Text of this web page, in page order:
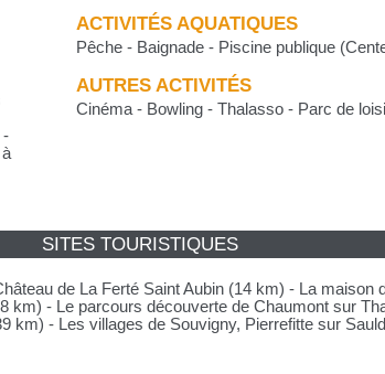
-
ACTIVITÉS AQUATIQUES
Pêche - Baignade - Piscine publique
AUTRES ACTIVITÉS
Cinéma - Bowling - Thalasso - Parc de
SITES TOURISTIQUES
de La Ferté Saint Aubin (14 km) - La maison
km) - Le parcours découverte de Chaumont sur
km) - Les villages de Souvigny, Pierrefitte sur